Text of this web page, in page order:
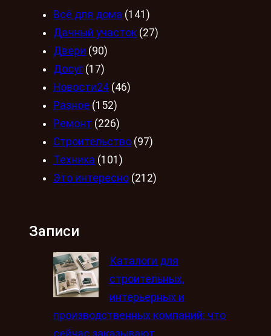
Всё для дома (141)
Дачный участок (27)
Двери (90)
Досуг (17)
Новости24 (46)
Разное (152)
Ремонт (226)
Строительство (97)
Техника (101)
Это интересно (212)
Записи
Каталоги для
строительных,
интерьерных и
производственных компаний: что
сейчас заказывают